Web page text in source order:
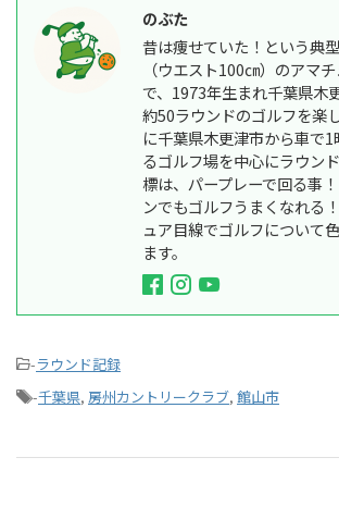
のぶた
昔は痩せていた！という典
（ウエスト100㎝）のアマ
で、1973年生まれ千葉県木
約50ラウンドのゴルフを楽
に千葉県木更津市から車で
るゴルフ場を中心にラウン
標は、パープレーで回る事
ンでもゴルフうまくなれる
ュア目線でゴルフについて
ます。
-ラウンド記録
-千葉県, 房州カントリークラブ, 館山市